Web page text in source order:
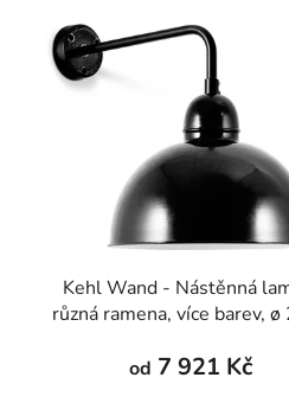
Kehl Wand - Nástěnná
různá ramena, více barev,
od 7 921 Kč